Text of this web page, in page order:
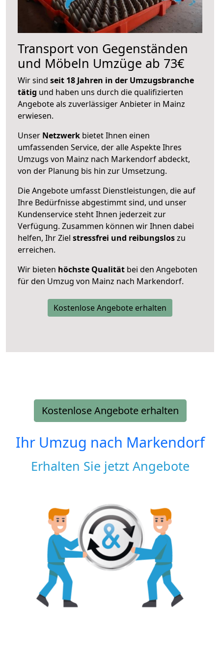
Transport von Gegenständen
und Möbeln Umzüge ab 73€
Wir sind seit 18 Jahren in der Umzugsbranche
tätig und haben uns durch die qualifizierten
Angebote als zuverlässiger Anbieter in Mainz
erwiesen.
Unser Netzwerk bietet Ihnen einen
umfassenden Service, der alle Aspekte Ihres
Umzugs von Mainz nach Markendorf abdeckt,
von der Planung bis hin zur Umsetzung.
Die Angebote umfasst Dienstleistungen, die auf
Ihre Bedürfnisse abgestimmt sind, und unser
Kundenservice steht Ihnen jederzeit zur
Verfügung. Zusammen können wir Ihnen dabei
helfen, Ihr Ziel stressfrei und reibungsloszu
erreichen.
Wir bieten höchste Qualität bei den Angeboten
für den Umzug von Mainz nach Markendorf.
Kostenlose Angebote erhalten
Kostenlose Angebote erhalten
Ihr Umzug nach Markendorf
Erhalten Sie jetzt Angebote